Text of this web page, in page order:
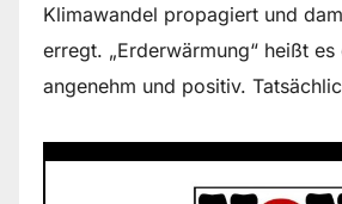
Klimawandel propagiert und
erregt. „Erderwärmung“ heißt
angenehm und positiv.